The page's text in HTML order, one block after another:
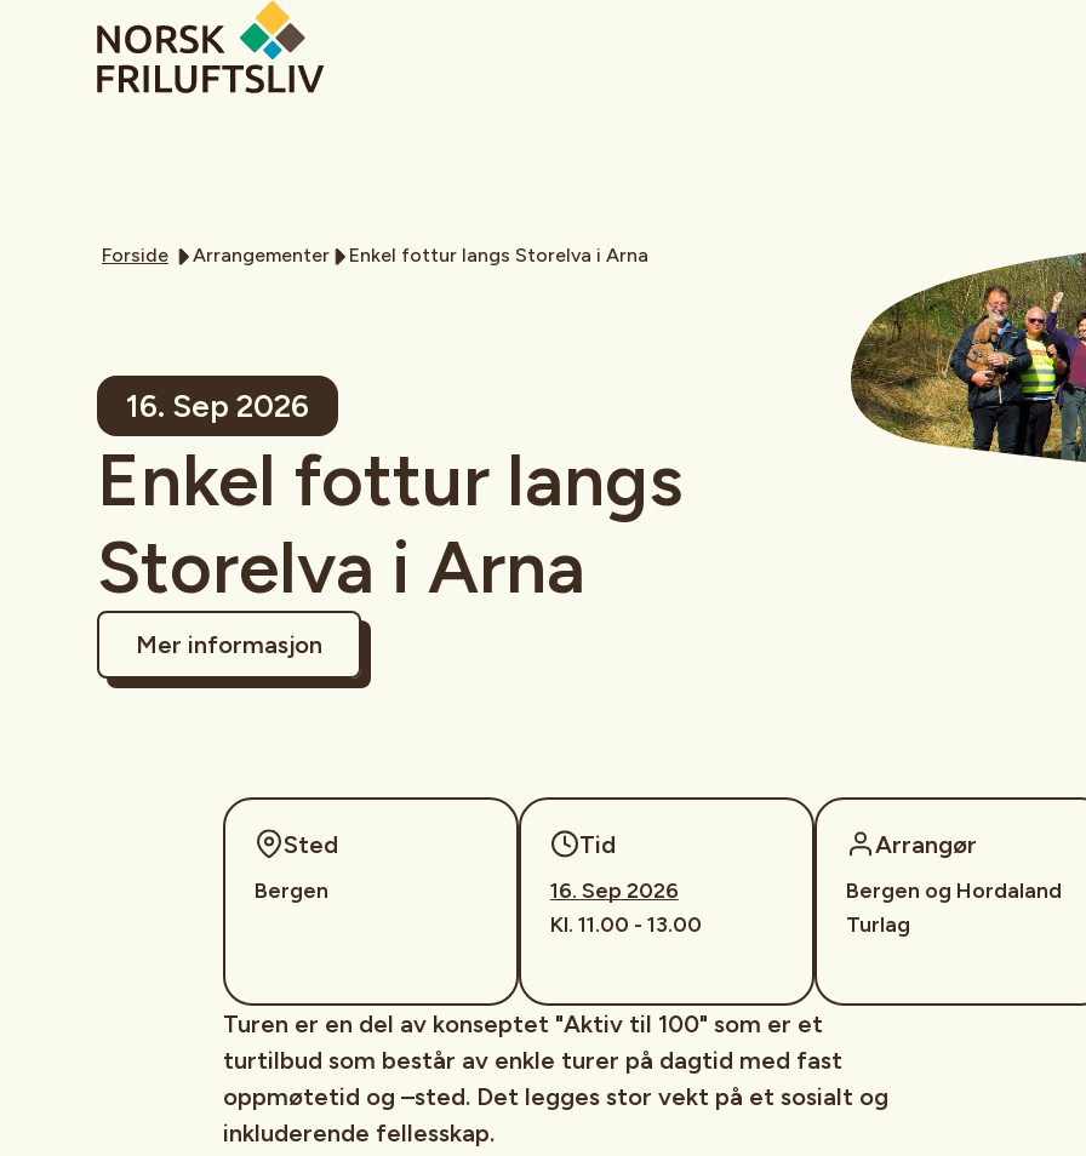
Forside Arrangementer Enkel fottur langs Storelva i Arna
16. Sep 2026
Enkel fottur langs
Storelva i Arna
Mer informasjon
Sted
Bergen
Tid
16. Sep 2026
Kl. 11.00 - 13.00
Arrangør
Bergen og Hordaland
Turlag
Turen er en del av konseptet "Aktiv til 100" som er et
turtilbud som består av enkle turer på dagtid med fast
oppmøtetid og –sted. Det legges stor vekt på et sosialt og
inkluderende fellesskap.